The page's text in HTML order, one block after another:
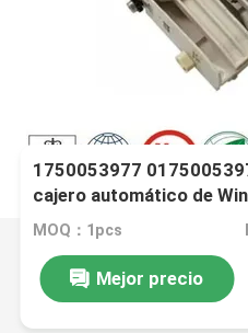
1750053977
cajero automático de
transporte con
MOQ：1pcs
Mejor precio